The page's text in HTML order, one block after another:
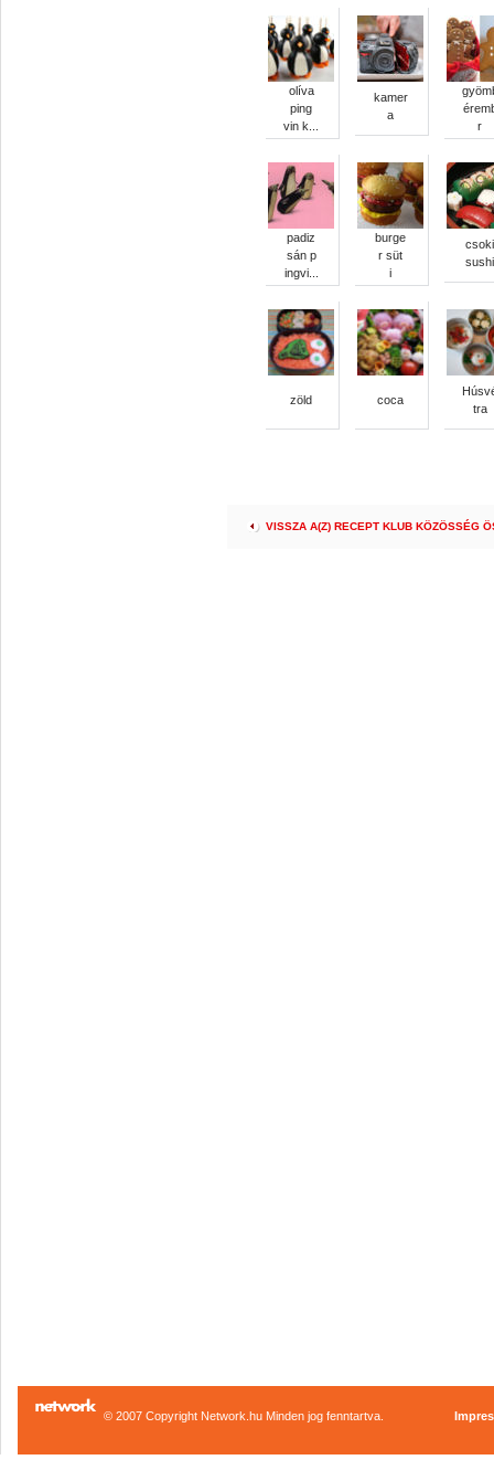
olíva
ping
vin k...
kamer
a
r
padiz
sán p
ingvi...
burge
r süt
i
csoki
sushi
zöld coca
tra
VISSZA A(Z) RECEPT KLUB KÖZÖSSÉG
© 2007 Copyright Network.hu Minden jog fenntartva.